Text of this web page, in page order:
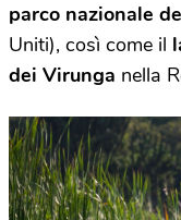
parco nazionale
Uniti), così come il
dei Virunga nella